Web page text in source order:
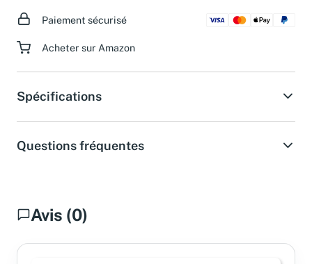
Paiement sécurisé
Acheter sur Amazon
Spécifications
Questions fréquentes
Avis (0)